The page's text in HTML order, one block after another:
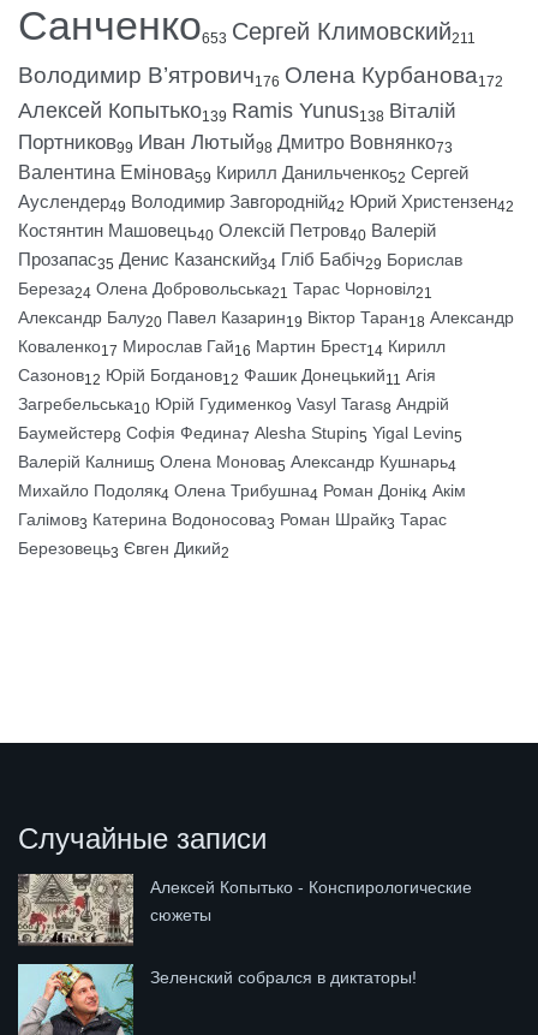
Санченко653 Сергей Климовский211
Володимир В’ятрович176 Олена Курбанова172
Алексей Копытько139 Ramis Yunus138 Віталій
Портников99 Иван Лютый98 Дмитро Вовнянко73
Валентина Емінова59 Кирилл Данильченко52 Сергей
Ауслендер49 Володимир Завгородній42 Юрий Христензен42
Костянтин Машовець40 Олексій Петров40 Валерій
Прозапас35 Денис Казанский34 Гліб Бабіч29 Борислав
Береза24 Олена Добровольська21 Тарас Чорновіл21
Александр Балу20 Павел Казарин19 Віктор Таран18 Александр
Коваленко17 Мирослав Гай16 Мартин Брест14 Кирилл
Сазонов12 Юрій Богданов12 Фашик Донецький11 Агія
Загребельська10 Юрій Гудименко9 Vasyl Taras8 Андрій
Баумейстер8 Софія Федина7 Alesha Stupin5 Yigal Levin5
Валерій Калниш5 Олена Монова5 Александр Кушнарь4
Михайло Подоляк4 Олена Трибушна4 Роман Донік4 Акім
Галімов3 Катерина Водоносова3 Роман Шрайк3 Тарас
Березовець3 Євген Дикий2
Случайные записи
Алексей Копытько - Конспирологические
сюжеты
Зеленский собрался в диктаторы!